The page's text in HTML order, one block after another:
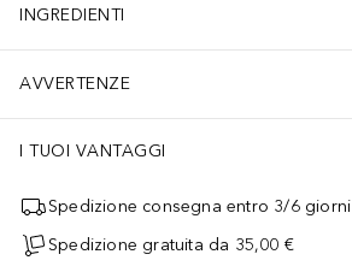
INGREDIENTI
AVVERTENZE
I TUOI VANTAGGI
Spedizione consegna entro 3/6 giorni
Spedizione gratuita da 35,00 €